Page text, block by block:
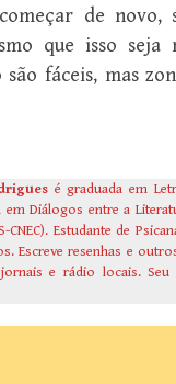
de novo,
que isso seja
são fáceis, mas
é graduada em
em Diálogos entre a
CNEC). Estudante de
Escreve resenhas e
e rádio locais.